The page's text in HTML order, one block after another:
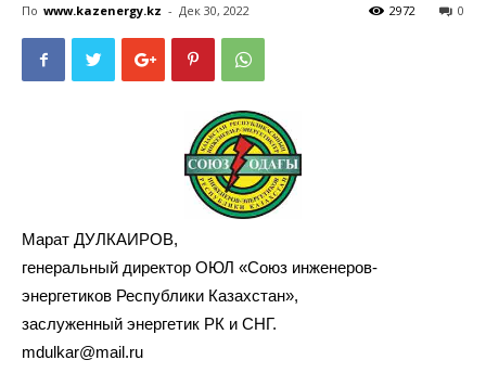
По www.kazenergy.kz - Дек 30, 2022 0
2972
Марат ДУЛКАИРОВ,
генеральный директор ОЮЛ «Союз инженеров-
энергетиков Республики Казахстан»,
заслуженный энергетик РК и СНГ.
mdulkar@mail.ru